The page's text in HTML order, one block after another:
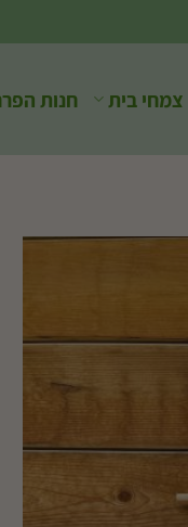
צמחי בית חנות